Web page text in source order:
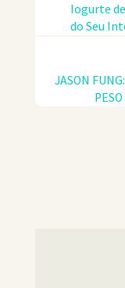
Iogurte
do Seu
JASON